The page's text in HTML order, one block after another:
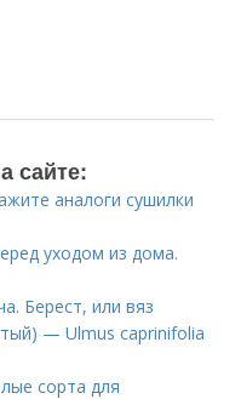
сайте:
аналоги сушилки
уходом из дома.
Берест, или вяз
— Ulmus caprinifolia
сорта для